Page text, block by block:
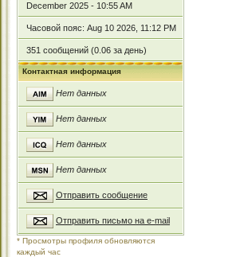
December 2025 - 10:55 AM
Часовой пояс: Aug 10 2026, 11:12 PM
351 сообщений (0.06 за день)
Контактная информация
Нет данных
Нет данных
Нет данных
Нет данных
Отправить сообщение
Отправить письмо на e-mail
* Просмотры профиля обновляются
каждый час